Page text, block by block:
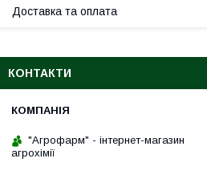
Доставка та оплата
КОНТАКТИ
"Агрофарм" - інтернет-магазин
агрохімії